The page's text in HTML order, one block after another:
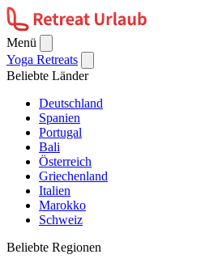
Menü
Yoga Retreats
Beliebte Länder
Deutschland
Spanien
Portugal
Bali
Österreich
Griechenland
Italien
Marokko
Schweiz
Beliebte Regionen